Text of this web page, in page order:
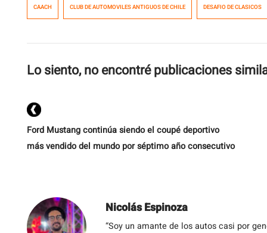
CAACH CLUB DE AUTOMOVILES ANTIGUOS DE CHILE DESAFIO DE CLASICOS
Lo siento, no encontré publicaciones
Ford Mustang continúa siendo el coupé deportivo
más vendido del mundo por séptimo año consecutivo
Nicolás Espinoza
“Soy un amante de los autos casi por